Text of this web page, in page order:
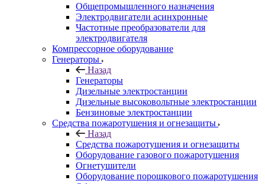
Общепромышленного назначения
Электродвигатели асинхронные
Частотные преобразователи для
электродвигателя
Компрессорное оборудование
Генераторы
Назад
Генераторы
Дизельные электростанции
Дизельные высоковольтные электростанции
Бензиновые электростанции
Средства пожаротушения и огнезащиты
Назад
Средства пожаротушения и огнезащиты
Оборудование газового пожаротушения
Огнетушители
Оборудование порошкового пожаротушения